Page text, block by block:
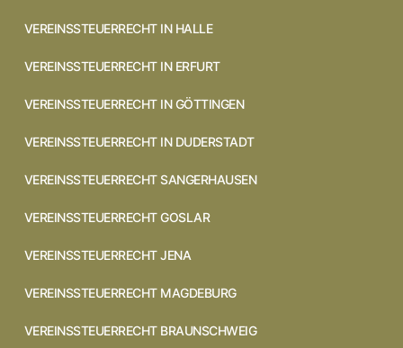
VEREINSSTEUERRECHT IN HALLE
VEREINSSTEUERRECHT IN ERFURT
VEREINSSTEUERRECHT IN GÖTTINGEN
VEREINSSTEUERRECHT IN DUDERSTADT
VEREINSSTEUERRECHT SANGERHAUSEN
VEREINSSTEUERRECHT GOSLAR
VEREINSSTEUERRECHT JENA
VEREINSSTEUERRECHT MAGDEBURG
VEREINSSTEUERRECHT BRAUNSCHWEIG